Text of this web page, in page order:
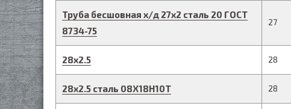
Труба бесшовная х/д 27х2 сталь 20 ГОСТ
8734-75
27
28х2.5 28
28х2.5 сталь 08Х18Н10Т 28